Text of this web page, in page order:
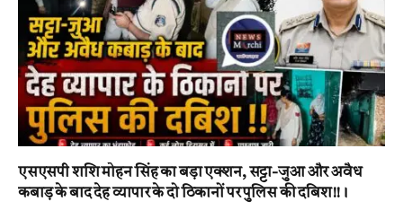
एसएसपी शशि मोहन सिंह का बड़ा एक्शन, सट्टा-जुआ और अवैध
कबाड़ के बाद देह व्यापार के दो ठिकानों पर पुलिस की दबिश!!।